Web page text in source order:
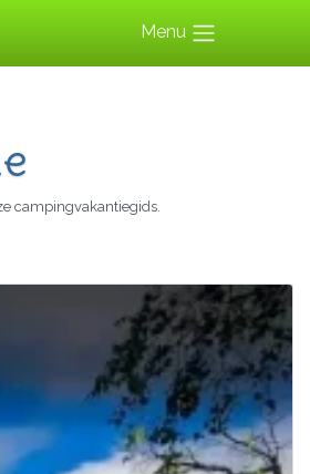
Menu
campingvakantiegids.